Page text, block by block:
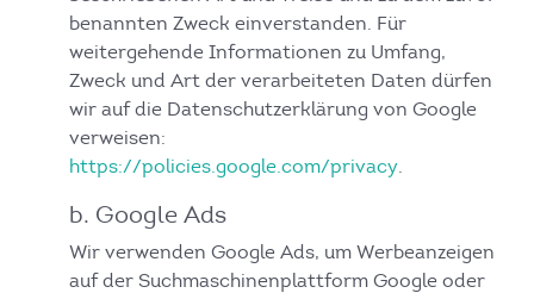
benannten Zweck einverstanden. Für
weitergehende Informationen zu Umfang,
Zweck und Art der verarbeiteten Daten dürfen
wir auf die Datenschutzerklärung von Google
verweisen:
https://policies.google.com/privacy.
b. Google Ads
Wir verwenden Google Ads, um Werbeanzeigen
auf der Suchmaschinenplattform Google oder